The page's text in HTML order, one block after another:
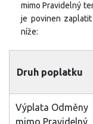
mimo Pravidelný
je povinen
níže:
Druh poplatku
Výplata Odměny
mimo Pravidelný